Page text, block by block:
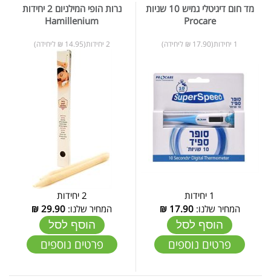
מד חום דיגיטלי גמיש 10 שניות
Procare
1 יחידות(17.90 ₪ ליחידה)
1 יחידות
המחיר שלנו:17.90
₪
הוסף לסל
פרטים נוספים
נרות הופי המילניום 2 יחידות
Hamillenium
2 יחידות(14.95 ₪ ליחידה)
2 יחידות
המחיר שלנו: 29.90
₪
הוסף לסל
פרטים נוספים